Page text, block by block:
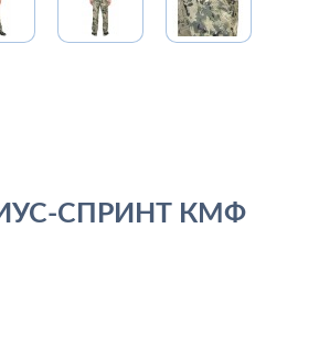
СПРИНТ КМФ